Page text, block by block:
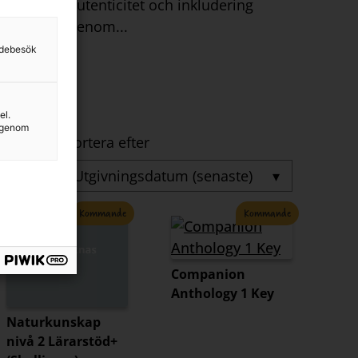
autenticitet och inkludering
genom...
Sortera efter
▾
Kommande
Naturkunskap
nivå 2 Lärarstöd+
Kommande
Companion
Anthology 1 Key